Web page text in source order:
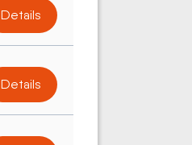
Details
Details